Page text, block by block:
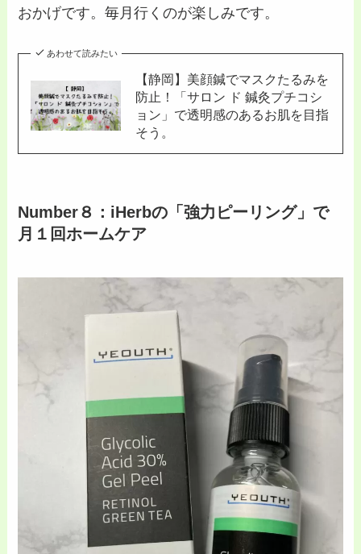
おかげです。毎月行くのが楽しみです。
あわせて読みたい
【静岡】美顔鍼でマスクたるみを
防止！「サロン ド 鍼灸プチコシ
ョン」で透明感のあるお肌を目指
そう。
Number８：iHerbの「強力ピーリング」で
月１回ホームケア